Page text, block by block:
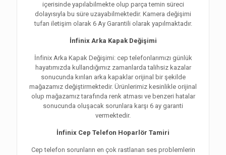
içerisinde yapılabilmekte olup parça temin süreci
dolayısıyla bu süre uzayabilmektedir. Kamera değişimi
tufan iletişim olarak 6 Ay Garantili olarak yapılmaktadır.
İnfinix Arka Kapak Değişimi
İnfinix Arka Kapak Değişimi: cep telefonlarımızı günlük
hayatımızda kullandığımız zamanlarda talihsiz kazalar
sonucunda kırılan arka kapaklar orijinal bir şekilde
mağazamız değiştirmektedir. Ürünlerimiz kesinlikle orijinal
olup mağazamız tarafında renk atması ve benzeri hatalar
sonucunda oluşacak sorunlara karşı 6 ay garanti
vermektedir.
İnfinix Cep Telefon Hoparlör Tamiri
Cep telefon sorunların en çok rastlanan ses problemlerin